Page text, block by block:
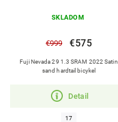
SKLADOM
€999 €575
Detail
Fuji Nevada 29 1.3 SRAM 2022 Satin
sand hardtail bicykel
17